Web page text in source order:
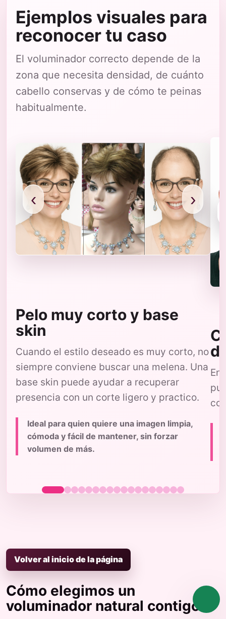
Ejemplos visuales para
reconocer tu caso
El voluminador correcto depende de la
zona que necesita densidad, de cuánto
cabello conservas y de cómo te peinas
habitualmente.
‹ ›
Pelo muy corto y base
skin
Cuando el estilo deseado es muy corto, no
siempre conviene buscar una melena. Una
base skin puede ayudar a recuperar
presencia con un corte ligero y practico.
Ideal para quien quiere una imagen limpia,
cómoda y fácil de mantener, sin forzar
volumen de más.
En
Volver al inicio de la página
Cómo elegimos un
voluminador natural contigo